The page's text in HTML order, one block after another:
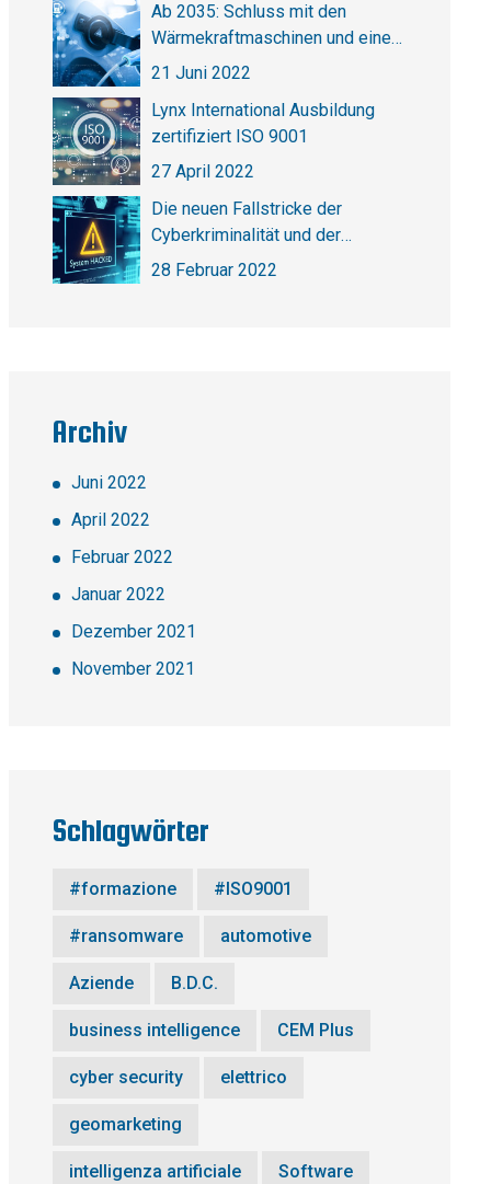
Ab 2035: Schluss mit den
Wärmekraftmaschinen und eine
elektrische Revolution
21 Juni 2022
Lynx International Ausbildung
zertifiziert ISO 9001
27 April 2022
Die neuen Fallstricke der
Cyberkriminalität und der
Cybersicherheit
28 Februar 2022
Archiv
Juni 2022
April 2022
Februar 2022
Januar 2022
Dezember 2021
November 2021
Schlagwörter
#formazione #ISO9001
#ransomware automotive
Aziende B.D.C.
business intelligence CEM Plus
cyber security elettrico
geomarketing
intelligenza artificiale Software